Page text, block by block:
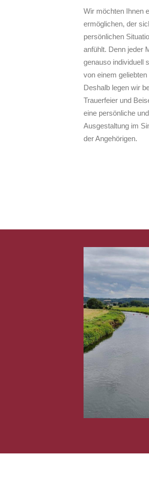
Wir möchten Ihnen
ermöglichen, der
persönlichen
anfühlt. Denn jeder
genauso individuell
von einem
Deshalb legen wir
Trauerfeier und
eine persönliche
Ausgestaltung im
der Angehörigen.